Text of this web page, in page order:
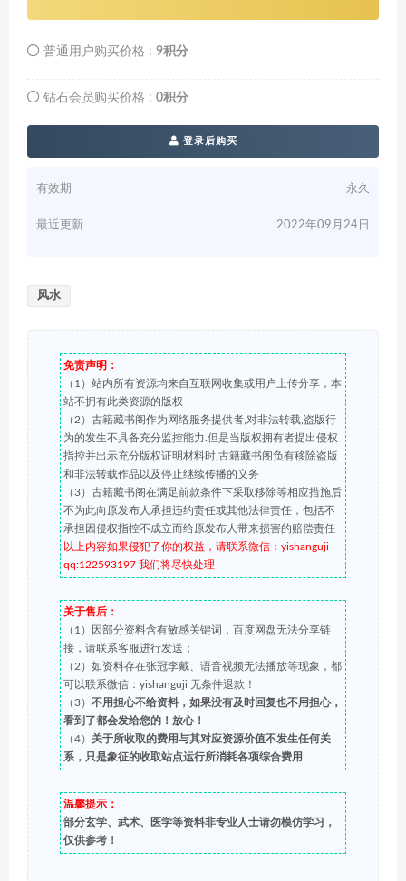
普通用户购买价格 : 9积分
钻石会员购买价格 : 0积分
登录后购买
有效期 永久
最近更新 2022年09月24日
风水
免责声明：
（1）站内所有资源均来自互联网收集或用户上传分享，本
站不拥有此类资源的版权
（2）古籍藏书阁作为网络服务提供者,对非法转载,盗版行
为的发生不具备充分监控能力.但是当版权拥有者提出侵权
指控并出示充分版权证明材料时,古籍藏书阁负有移除盗版
和非法转载作品以及停止继续传播的义务
（3）古籍藏书阁在满足前款条件下采取移除等相应措施后
不为此向原发布人承担违约责任或其他法律责任，包括不
承担因侵权指控不成立而给原发布人带来损害的赔偿责任
以上内容如果侵犯了你的权益，请联系微信：yishanguji
qq:122593197 我们将尽快处理
关于售后：
（1）因部分资料含有敏感关键词，百度网盘无法分享链
接，请联系客服进行发送；
（2）如资料存在张冠李戴、语音视频无法播放等现象，都
可以联系微信：yishanguji 无条件退款！
（3） 不用担心不给资料，如果没有及时回复也不用担心，
看到了都会发给您的！放心！
（4） 关于所收取的费用与其对应资源价值不发生任何关
系，只是象征的收取站点运行所消耗各项综合费用
温馨提示：
部分玄学、武术、医学等资料非专业人士请勿模仿学习，
仅供参考！